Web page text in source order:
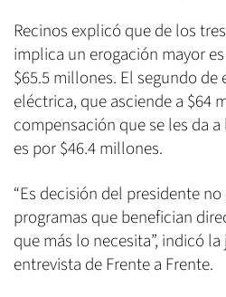
Recinos explicó que de los
implica un erogación mayor
$65.5 millones. El segundo de
eléctrica, que asciende a $64
compensación que se les da
es por $46.4 millones.
“Es decisión del presidente
programas que benefician
que más lo necesita”, indicó
entrevista de Frente a Frente.